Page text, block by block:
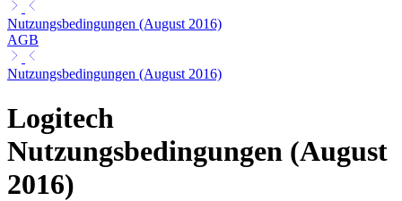
Nutzungsbedingungen (August 2016)
AGB
Nutzungsbedingungen (August 2016)
Logitech
Nutzungsbedingungen (August
2016)